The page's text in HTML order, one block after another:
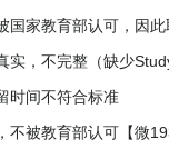
国家教育部认可，因
实，不完整（缺少
时间不符合标准
被教育部认可【微